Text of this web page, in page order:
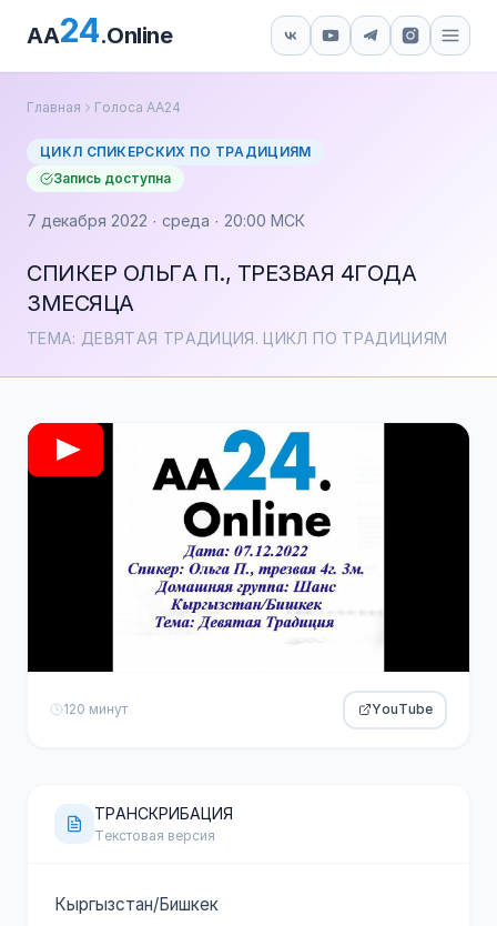
AA24.Online
Главная Голоса АА24
ЦИКЛ СПИКЕРСКИХ ПО ТРАДИЦИЯМ
Запись доступна
7 декабря 2022 · среда · 20:00 МСК
СПИКЕР ОЛЬГА П., ТРЕЗВАЯ 4ГОДА
3МЕСЯЦА
ТЕМА: ДЕВЯТАЯ ТРАДИЦИЯ. ЦИКЛ ПО ТРАДИЦИЯМ
120 минут YouTube
ТРАНСКРИБАЦИЯ
Текстовая версия
Кыргызстан/Бишкек